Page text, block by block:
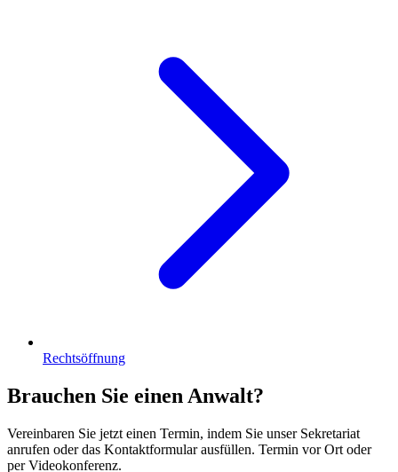
Rechtsöffnung
Brauchen Sie einen Anwalt?
Vereinbaren Sie jetzt einen Termin, indem Sie unser Sekretariat
anrufen oder das Kontaktformular ausfüllen. Termin vor Ort oder
per Videokonferenz.